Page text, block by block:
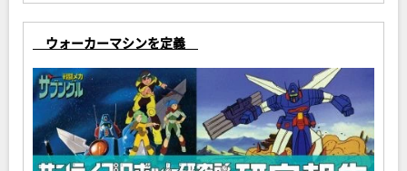
ウォーカーマシンを定義